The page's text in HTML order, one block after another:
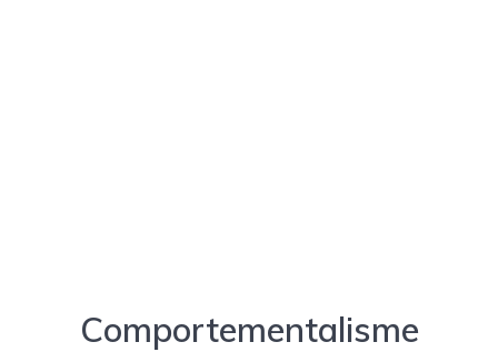
Comportementalisme